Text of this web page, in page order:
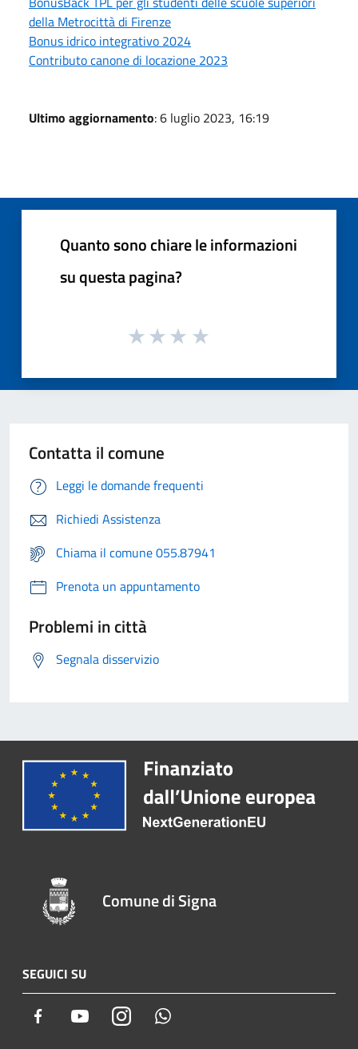
della Metrocittà di Firenze
Bonus idrico integrativo 2024
Contributo canone di locazione 2023
Ultimo aggiornamento: 6 luglio 2023, 16:19
Quanto sono chiare le informazioni
su questa pagina?
Contatta il comune
Leggi le domande frequenti
Richiedi Assistenza
Chiama il comune 055.87941
Prenota un appuntamento
Problemi in città
Segnala disservizio
Comune di Signa
SEGUICI SU
Facebook YoutubeInstagram